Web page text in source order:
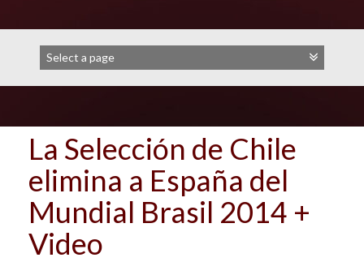
La Selección de Chile
elimina a España del
Mundial Brasil 2014 +
Video